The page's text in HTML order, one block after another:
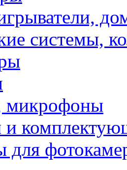
системы,
микрофоны
и
для